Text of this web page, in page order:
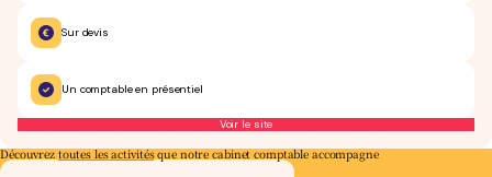
Sur devis
Un comptable en présentiel
Voir le site
Découvreztoutes les activitésque notre cabinet comptable accompagne